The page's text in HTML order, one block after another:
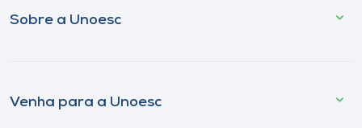
Sobre a Unoesc
Venha para a Unoesc